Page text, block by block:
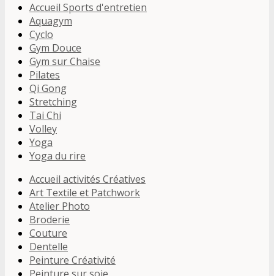
Accueil Sports d'entretien
Aquagym
Cyclo
Gym Douce
Gym sur Chaise
Pilates
Qi Gong
Stretching
Tai Chi
Volley
Yoga
Yoga du rire
Accueil activités Créatives
Art Textile et Patchwork
Atelier Photo
Broderie
Couture
Dentelle
Peinture Créativité